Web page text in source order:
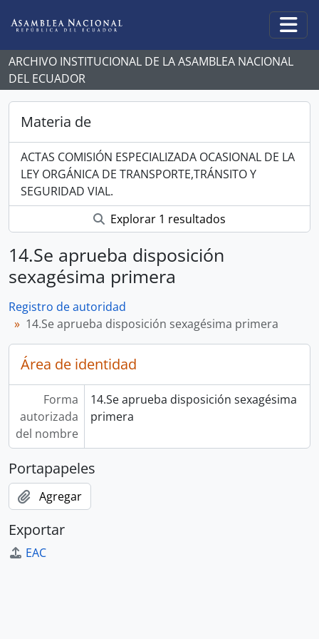
ARCHIVO INSTITUCIONAL DE LA ASAMBLEA NACIONAL
DEL ECUADOR
Materia de
ACTAS COMISIÓN ESPECIALIZADA OCASIONAL DE LA
LEY ORGÁNICA DE TRANSPORTE,TRÁNSITO Y
SEGURIDAD VIAL.
Explorar 1 resultados
14.Se aprueba disposición
sexagésima primera
Registro de autoridad
14.Se aprueba disposición sexagésima primera
Área de identidad
Forma
autorizada
del nombre
14.Se aprueba disposición sexagésima
primera
Portapapeles
Agregar
Exportar
EAC